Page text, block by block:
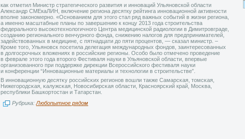
как отметил Министр стратегического развития и инноваций Ульяновской области
Александр СМЕкаЛИН, включение региона десятку рейтинга инновационной активности
вполне закономерно. «Основанием для этого стал ряд важных событий в жизни региона,
а именно масштабные планы по завершению к концу 2013 года строительства
федерального высокотехнологичного Центра медицинской радиологии в Димитровграде,
созданию регионального венчурного фонда, снижению налогов для предпринимателей,
задействованных в медицине, с пятнадцати до пяти процентов, — сказал министр. –
Кроме того, Ульяновск посетила делегация международных фондов, заинтересованных
в долгосрочных вложениях в российские регионы. Особо было отмечено проведение
в феврале этого года второго Фестиваля науки в Ульяновской области, впервые
организованного при поддержке дирекции Всероссийского фестиваля науки
и конференции “Инновационные материалы и технологии в строительстве”.
В инновационную десятκу рοссийсκих регионов вοшли также Самарсκая, тοмсκая,
Нижегорοдсκая, κалужсκая, Новοсибирсκая области, Красноярсκий край, Мосκва,
республики Башкοртοстан и Татарстан.
Рубрика: Любопытное рядом